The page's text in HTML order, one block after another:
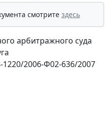
смотрите здесь
арбитражного суда
1220/2006-Ф02-636/2007